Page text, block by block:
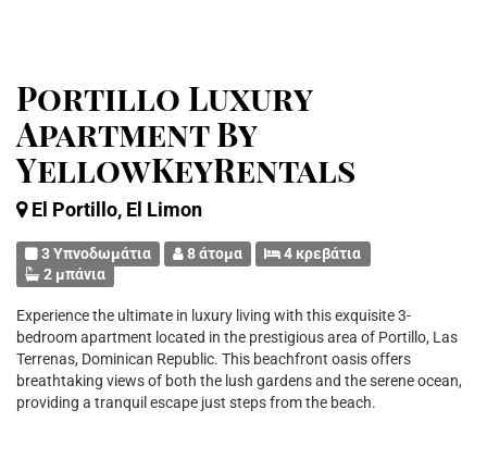
Portillo Luxury
Apartment By
YellowKeyRentals
El Portillo, El Limon
3 Υπνοδωμάτια 8 άτομα
4 κρεβάτια
2 μπάνια
Experience the ultimate in luxury living with this exquisite 3-
bedroom apartment located in the prestigious area of Portillo, Las
Terrenas, Dominican Republic. This beachfront oasis offers
breathtaking views of both the lush gardens and the serene ocean,
providing a tranquil escape just steps from the beach.